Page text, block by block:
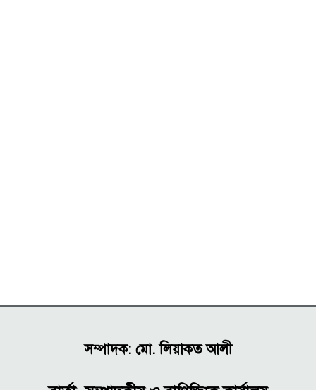
সম্পাদক: মো. লিয়াকত আলী